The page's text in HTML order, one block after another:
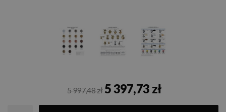
5 997,48 zł 5 397,73 zł